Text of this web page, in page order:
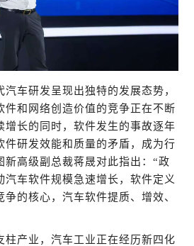
汽车研发呈现出独特的发展态势，
件和网络创造价值的竞争正在不断
增长的同时，软件发生的事故逐年
件研发效能和质量的矛盾，成为行
新高级副总裁蒋晟对此指出：“政
汽车软件规模急速增长，软件定义
的核心，汽车软件提质、增效、
柱产业，汽车工业正在经历新四化